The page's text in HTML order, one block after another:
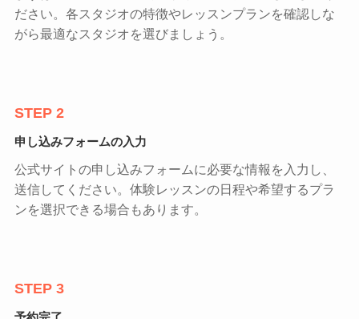
ださい。各スタジオの特徴やレッスンプランを確認しな
がら最適なスタジオを選びましょう。
STEP 2
申し込みフォームの入力
公式サイトの申し込みフォームに必要な情報を入力し、
送信してください。体験レッスンの日程や希望するプラ
ンを選択できる場合もあります。
STEP 3